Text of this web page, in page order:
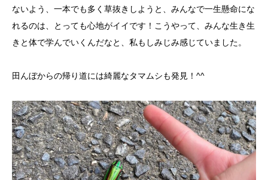
ないよう、一本でも多く草抜きしようと、みんなで一生懸命にな
れるのは、とっても心地がイイです！こうやって、みんな生き生
きと体で学んでいくんだなと、私もしみじみ感じていました。
田んぼからの帰り道には綺麗なタマムシも発見！^^